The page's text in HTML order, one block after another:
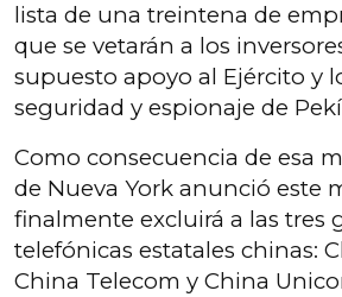
lista de una treintena de
que se vetarán a los
supuesto apoyo al Ejército y
seguridad y espionaje de
Como consecuencia de esa
de Nueva York anunció este
finalmente excluirá a las tres
telefónicas estatales chinas:
China Telecom y China